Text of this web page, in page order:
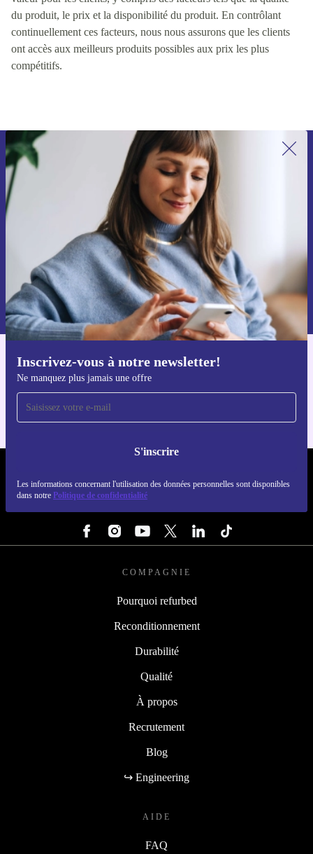
du produit, le prix et la disponibilité du produit. En contrôlant
continuellement ces facteurs, nous nous assurons que les clients
ont accès aux meilleurs produits possibles aux prix les plus
compétitifs.
Inscrivez-vous à notre newsletter!
Ne manquez plus jamais une offre
S'inscrire
Les informations concernant l'utilisation des données personnelles sont disponibles
dans notre Politique de confidentialité
Recevoir offres et infos de refurbed
par mail
Ne manquez plus aucune offre.
S'inscrire
Retrouvez les informations sur l'utilisation des données personnelles
dans notre
politique de confidentialité.
Téléchargez l'application refurbed
Pour iOS et Android
COMPAGNIE
Pourquoi refurbed
Reconditionnement
Durabilité
Qualité
À propos
Recrutement
Blog
↪ Engineering
AIDE
FAQ